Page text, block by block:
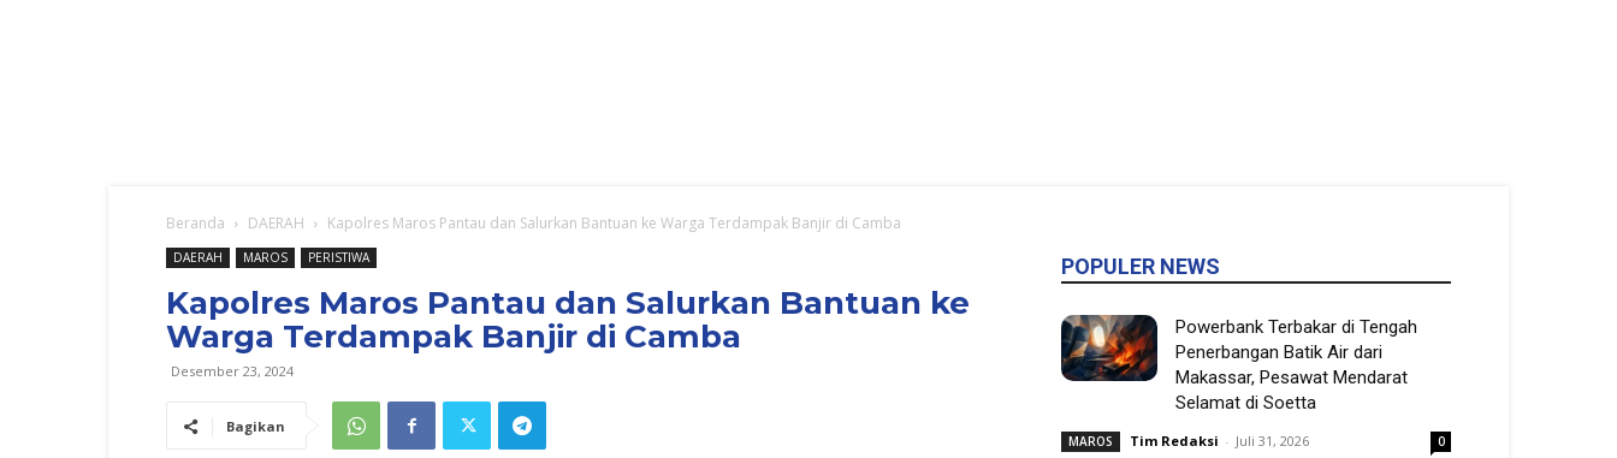
Beranda DAERAH Kapolres Maros Pantau dan Salurkan Bantuan ke Warga Terdampak Banjir di Camba
DAERAH MAROS PERISTIWA
Kapolres Maros Pantau dan Salurkan Bantuan ke
Warga Terdampak Banjir di Camba
Desember 23, 2024
Bagikan
POPULER NEWS
Powerbank Terbakar di Tengah
Penerbangan Batik Air dari
Makassar, Pesawat Mendarat
Selamat di Soetta
MAROS Tim Redaksi - Juli 31, 2026 0